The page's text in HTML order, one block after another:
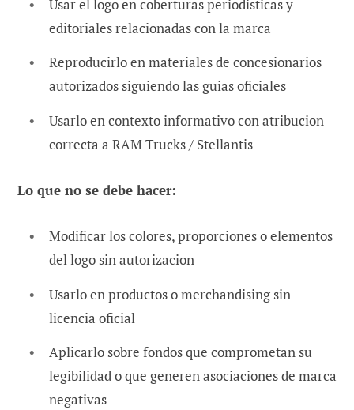
Usar el logo en coberturas periodisticas y
editoriales relacionadas con la marca
Reproducirlo en materiales de concesionarios
autorizados siguiendo las guias oficiales
Usarlo en contexto informativo con atribucion
correcta a RAM Trucks / Stellantis
Lo que no se debe hacer:
Modificar los colores, proporciones o elementos
del logo sin autorizacion
Usarlo en productos o merchandising sin
licencia oficial
Aplicarlo sobre fondos que comprometan su
legibilidad o que generen asociaciones de marca
negativas